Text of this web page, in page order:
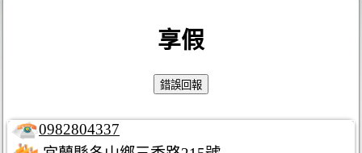
享假
0982804337